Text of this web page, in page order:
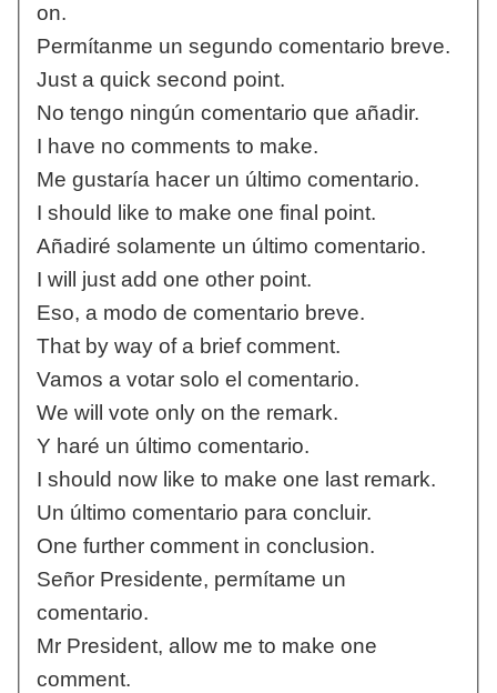
on.
Permítanme un segundo comentario breve.
Just a quick second point.
No tengo ningún comentario que añadir.
I have no comments to make.
Me gustaría hacer un último comentario.
I should like to make one final point.
Añadiré solamente un último comentario.
I will just add one other point.
Eso, a modo de comentario breve.
That by way of a brief comment.
Vamos a votar solo el comentario.
We will vote only on the remark.
Y haré un último comentario.
I should now like to make one last remark.
Un último comentario para concluir.
One further comment in conclusion.
Señor Presidente, permítame un
comentario.
Mr President, allow me to make one
comment.